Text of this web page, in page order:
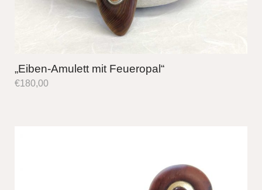
„Eiben-Amulett mit Feueropal“
€180,00